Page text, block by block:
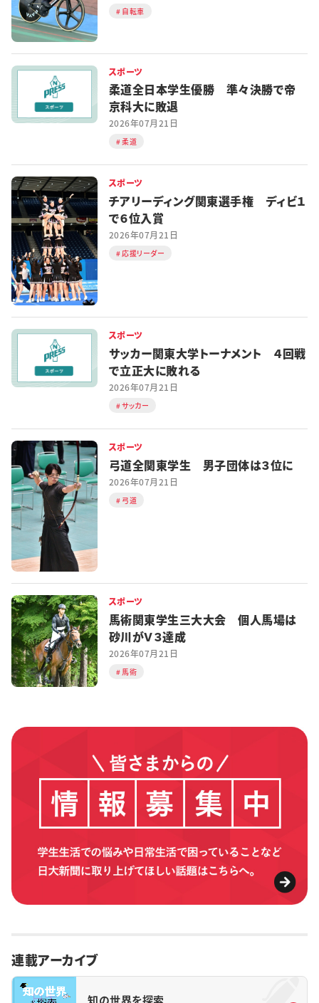
自転車
スポーツ
柔道全日本学生優勝 準々決勝で帝
京科大に敗退
2026年07月21日
柔道
スポーツ
チアリーディング関東選手権 ディビ１
で６位入賞
2026年07月21日
応援リーダー
スポーツ
サッカー関東大学トーナメント ４回戦
で立正大に敗れる
2026年07月21日
サッカー
スポーツ
弓道全関東学生 男子団体は３位に
2026年07月21日
弓道
スポーツ
馬術関東学生三大大会 個人馬場は
砂川がＶ３達成
2026年07月21日
馬術
連載アーカイブ